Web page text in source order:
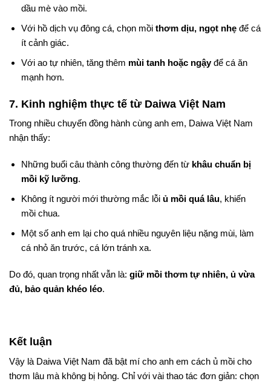
dầu mè vào mồi.
Với hồ dịch vụ đông cá, chọn mồi thơm dịu, ngọt nhẹđể cá
ít cảnh giác.
Với ao tự nhiên, tăng thêm mùi tanh hoặc ngậyđể cá ăn
mạnh hơn.
7. Kinh nghiệm thực tế từ Daiwa Việt Nam
Trong nhiều chuyến đồng hành cùng anh em, Daiwa Việt Nam
nhận thấy:
Những buổi câu thành công thường đến từ khâu chuẩn bị
mồi kỹ lưỡng.
Không ít người mới thường mắc lỗi ủ mồi quá lâu, khiến
mồi chua.
Một số anh em lại cho quá nhiều nguyên liệu nặng mùi, làm
cá nhỏ ăn trước, cá lớn tránh xa.
Do đó, quan trọng nhất vẫn là: giữ mồi thơm tự nhiên, ủ vừa
đủ, bảo quản khéo léo.
Kết luận
Vậy là Daiwa Việt Nam đã bật mí cho anh em cách ủ mồi cho
thơm lâu mà không bị hỏng. Chỉ với vài thao tác đơn giản: chọn